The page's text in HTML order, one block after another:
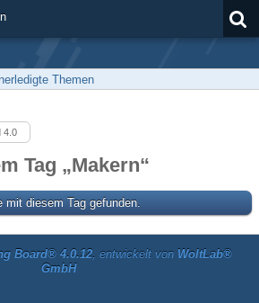
Themen
4.0
Tag „Makern“
mit diesem Tag gefunden.
Board® 4.0.12, entwickelt von WoltLab®
GmbH